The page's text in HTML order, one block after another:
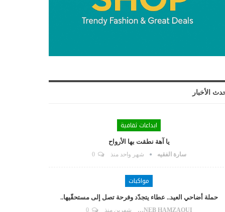
الأخبار
ابداعات ثقافية
يا آهة نطقت بها الأرواح
سارة الفقيه شهر واحد منذ 0
مواكبات
حملة أضاحي العيد.. عطاء يتجدّد وفرحة تصل إلى مستحقّيها..
ZAYNEB HAMZAOUI شهرين منذ 0